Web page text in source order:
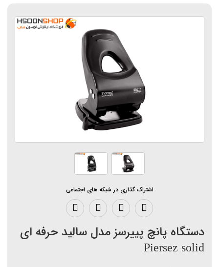
اشتراک گذاری در شبکه های اجتماعی
دستگاه پانچ پییرسز مدل سالید حرفه ای
Piersez solid